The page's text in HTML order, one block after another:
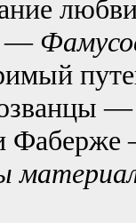
—